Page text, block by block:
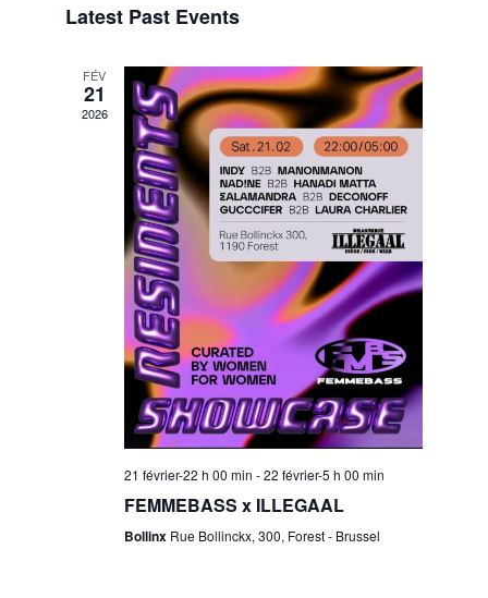
e
w
s
N
a
v
i
g
e
n
t
V
i
e
Latest Past Events
FÉV
21
2026
21 février-22 h 00 min -22 février-5 h 00 min
FEMMEBASS x ILLEGAAL
Bollinx Rue Bollinckx, 300, Forest - Brussel